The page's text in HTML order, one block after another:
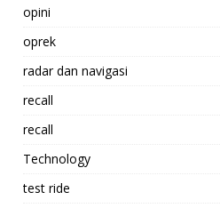
opini
oprek
radar dan navigasi
recall
recall
Technology
test ride